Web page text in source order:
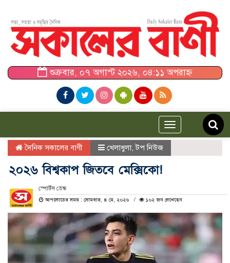
শুক্রবার, ০৭ অগাস্ট ২০২৬, ০৪:১১ অপরাহ্ন
Toggle
navigation
দৈনিক সকালের বাণী খেলাধুলা,টপ নিউজ
২০২৬ বিশ্বকাপ জিতবে মেক্সিকো!
স্পোর্টস ডেস্ক
আপলোডের সময় : সোমবার, ৪ মে, ২০২৬
১০২ জন দেখেছেন